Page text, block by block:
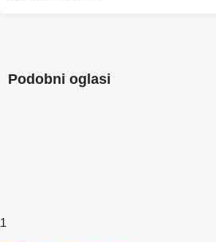
Podobni oglasi
1